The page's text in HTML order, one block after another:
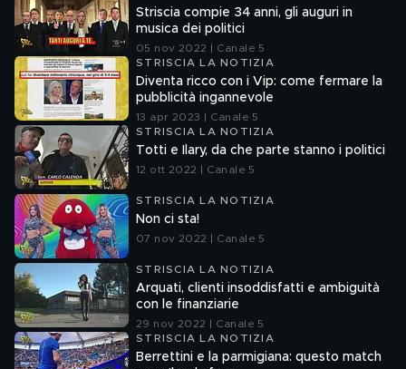
Striscia compie 34 anni, gli auguri in
musica dei politici
05 nov 2022 | Canale 5
STRISCIA LA NOTIZIA
Diventa ricco con i Vip: come fermare la
pubblicità ingannevole
13 apr 2023 | Canale 5
STRISCIA LA NOTIZIA
Totti e Ilary, da che parte stanno i politici
12 ott 2022 | Canale 5
STRISCIA LA NOTIZIA
Non ci sta!
07 nov 2022 | Canale 5
STRISCIA LA NOTIZIA
Arquati, clienti insoddisfatti e ambiguità
con le finanziarie
29 nov 2022 | Canale 5
STRISCIA LA NOTIZIA
Berrettini e la parmigiana: questo match